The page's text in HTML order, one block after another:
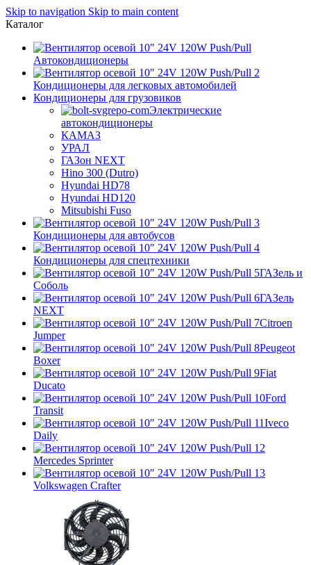
Skip to navigation Skip to main content
Каталог
Автокондиционеры
Кондиционеры для легковых автомобилей
Кондиционеры для грузовиков
Электрические
автокондиционеры
КАМАЗ
УРАЛ
ГАЗон NEXT
Hino 300 (Dutro)
Hyundai HD78
Hyundai HD120
Mitsubishi Fuso
Кондиционеры для автобусов
Кондиционеры для спецтехники
ГАЗель и
Соболь
ГАЗель
NEXT
Citroen
Jumper
Peugeot
Boxer
Fiat
Ducato
Ford
Transit
Iveco
Daily
Mercedes Sprinter
Volkswagen Crafter